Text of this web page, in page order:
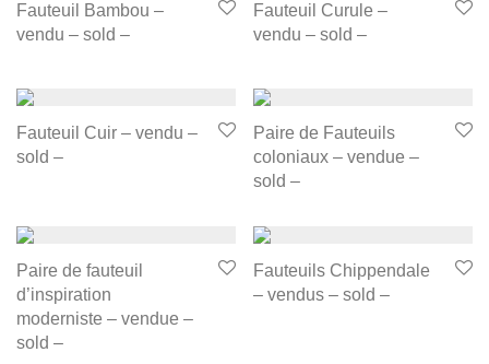
Fauteuil Bambou –
vendu – sold –
Fauteuil Curule –
vendu – sold –
Fauteuil Cuir – vendu –
sold –
Paire de Fauteuils
coloniaux – vendue –
sold –
Paire de fauteuil
d’inspiration
moderniste – vendue –
sold –
Fauteuils Chippendale
– vendus – sold –